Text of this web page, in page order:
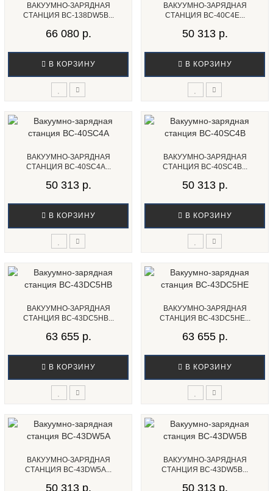
ВАКУУМНО-ЗАРЯДНАЯ
СТАНЦИЯ BC-138DW5B...
66 080 р.
В КОРЗИНУ
ВАКУУМНО-ЗАРЯДНАЯ
СТАНЦИЯ BC-40C4E...
50 313 р.
В КОРЗИНУ
ВАКУУМНО-ЗАРЯДНАЯ
СТАНЦИЯ BC-40SC4A...
50 313 р.
В КОРЗИНУ
ВАКУУМНО-ЗАРЯДНАЯ
СТАНЦИЯ BC-40SC4B...
50 313 р.
В КОРЗИНУ
ВАКУУМНО-ЗАРЯДНАЯ
СТАНЦИЯ BC-43DC5HB...
63 655 р.
В КОРЗИНУ
ВАКУУМНО-ЗАРЯДНАЯ
СТАНЦИЯ BC-43DC5HE...
63 655 р.
В КОРЗИНУ
ВАКУУМНО-ЗАРЯДНАЯ
СТАНЦИЯ BC-43DW5A...
50 313 р.
ВАКУУМНО-ЗАРЯДНАЯ
СТАНЦИЯ BC-43DW5B...
50 313 р.